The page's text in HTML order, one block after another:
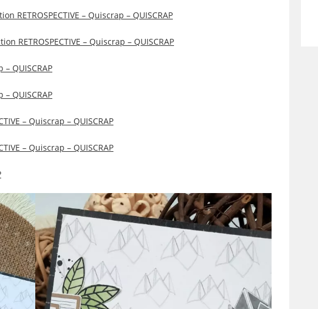
– Quiscrap – QUISCRAP
RETROSPECTIVE – Quiscrap – QUISCRAP
– QUISCRAP
– QUISCRAP
– Quiscrap – QUISCRAP
– Quiscrap – QUISCRAP